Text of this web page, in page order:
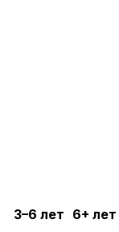
3–6 лет 6+ лет